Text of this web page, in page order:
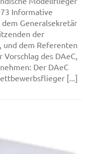
Informative
Generalsekretär
der
und dem Referenten
des DAeC,
Der DAeC
[...]